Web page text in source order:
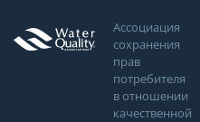
Ассоциация
сохранения
прав
потребителя
в отношении
качественной